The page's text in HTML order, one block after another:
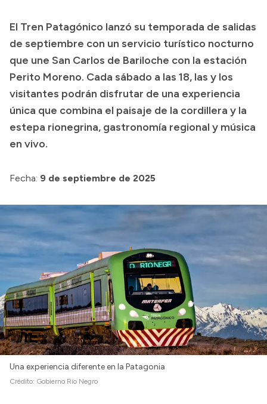
Boletín Oficial
Compras y licitaciones
Consulta de expedientes
Consulta de pago a proveedores
Convocatorias
Intranet
El Tren Patagónico lanzó su temporada de salidas
de septiembre con un servicio turístico nocturno
que une San Carlos de Bariloche con la estación
Perito Moreno. Cada sábado a las 18, las y los
visitantes podrán disfrutar de una experiencia
única que combina el paisaje de la cordillera y la
estepa rionegrina, gastronomía regional y música
en vivo.
Fecha: 9 de septiembre de 2025
Una experiencia diferente en la Patagonia
Crédito: Gobierno Río Negro